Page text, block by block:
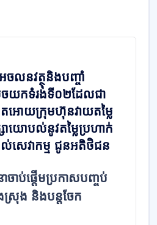
ចលនវត្ថុនិងបញ្ចាំ
យកទំរង់ទី០២ដែលជា
អោយក្រុមហ៊ុនវាយតម្លៃ
យោបល់នូវតម្លៃប្រហាក់
ល់សេវាកម្ម ជូនអតិថិជន
ាចាប់ផ្ដើម​ប្រកាស​បញ្ចប់​
ងស្រុង​ និងបន្ត​ចែក​